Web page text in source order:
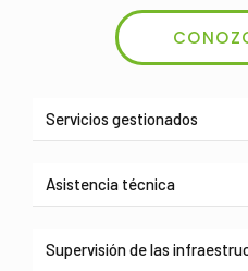
Servicios gestionados
Asistencia técnica
Supervisión de las